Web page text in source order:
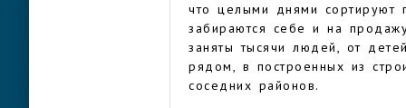
что целыми днями сортируют
забираются себе и на
заняты тысячи людей, от
рядом, в построенных из
соседних районов.